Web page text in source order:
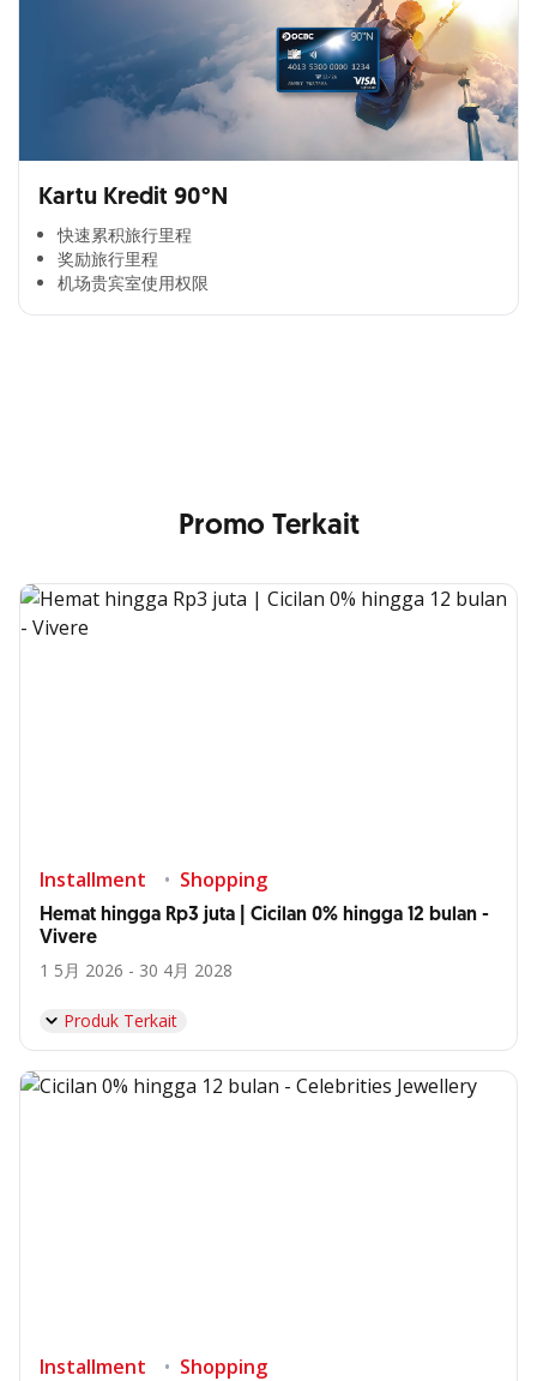
Kartu Kredit 90°N
快速累积旅行里程​
奖励旅行里程​
机场贵宾室使用权限​
Cross Selling Banner Global
Promo Terkait
Installment Shopping
Hemat hingga Rp3 juta | Cicilan 0% hingga 12 bulan -
Vivere
1 5月 2026 - 30 4月 2028
Produk Terkait
Installment Shopping